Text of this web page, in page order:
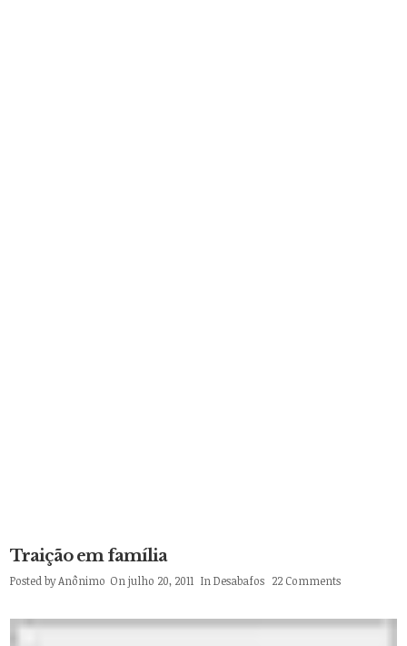
Traição em família
Posted byAnônimo On julho 20, 2011 InDesabafos 22 Comments